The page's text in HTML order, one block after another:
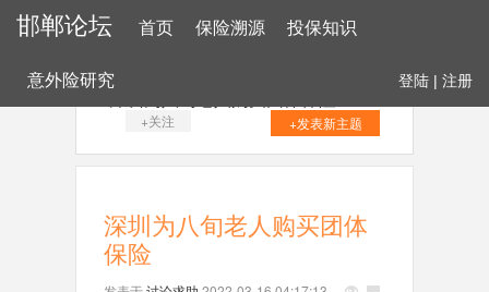
邯郸论坛 首页 保险溯源 投保知识
意外险研究 登陆 | 注册
+关注 +发表新主题
深圳为八旬老人购买团体
保险